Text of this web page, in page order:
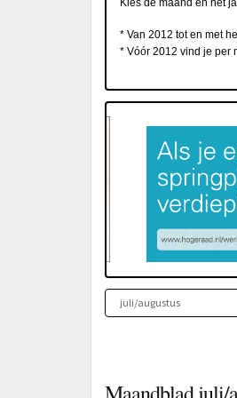
Kies de maand en het
* Van 2012 tot en met
* Vóór 2012 vind je per